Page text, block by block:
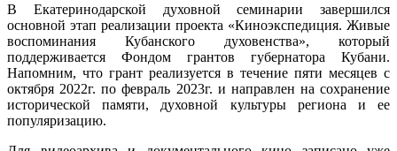
В Екатеринодарской духовной семинарии завершился
основной этап реализации проекта «Киноэкспедиция. Живые
воспоминания Кубанского духовенства», который
поддерживается Фондом грантов губернатора Кубани.
Напомним, что грант реализуется в течение пяти месяцев с
октября 2022г. по февраль 2023г. и направлен на сохранение
исторической памяти, духовной культуры региона и ее
популяризацию.